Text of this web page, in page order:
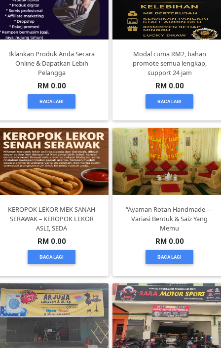
Iklankan Produk Anda Secara
Online & Dapatkan Lebih
Pelangga
RM 0.00
BACA LAGI
Modal cuma RM2, bahan
promote semua lengkap,
support 24 jam
RM 0.00
BACA LAGI
KEROPOK LEKOR MEK SANAH
SERAWAK – KEROPOK LEKOR
ASLI, SEDA
RM 0.00
BACA LAGI
“Ayaman Rotan Handmade —
Variasi Bentuk & Saiz Yang
Memu
RM 0.00
BACA LAGI
PRODUK
DIGITAL(29)
MAKANAN(25)
PERNIAGAAN(41)
KENDERAAN(6)
ELEKTRONIK(5)
SUKAN/HOBI(2)
PERCUTIAN
PELANCONGAN(1)
RUMAH
&
BARANG
PERIBADI(4)
PEKERJAAN(0)